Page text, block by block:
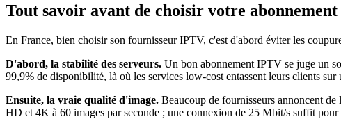
Tout savoir avant de choisir votre
En France, bien choisir son fournisseur IPTV, c'est d'abord éviter les
D'abord, la stabilité des serveurs. Un bon abonnement IPTV se juge un
99,9% de disponibilité, là où les services low-cost entassent leurs clients
Ensuite, la vraie qualité d'image. Beaucoup de fournisseurs annoncent
HD et 4K à 60 images par seconde ; une connexion de 25 Mbit/s suffit pour